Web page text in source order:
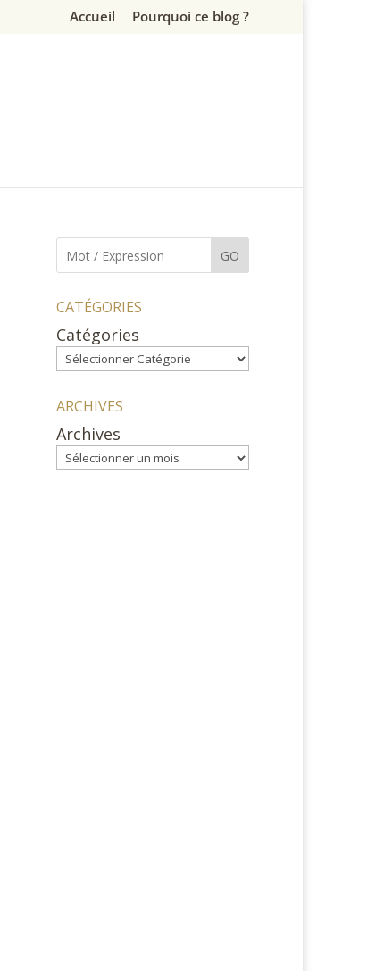
Accueil Pourquoi ce blog ?
GO
CATÉGORIES
Catégories
ARCHIVES
Archives